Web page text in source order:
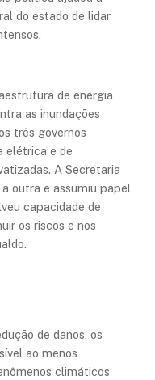
do estado de lidar
de energia
as inundações
três governos
elétrica e de
A Secretaria
outra e assumiu papel
capacidade de
os riscos e nos
de danos, os
ao menos
climáticos